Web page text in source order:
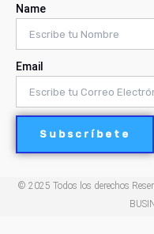
Name
Email
Subscríbete
© 2025 Todos los derechos